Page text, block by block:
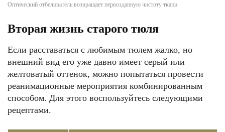
Оптический отбеливатель возвращает первозданную чистоту ткани
Вторая жизнь старого тюля
Если расставаться с любимым тюлем жалко, но
внешний вид его уже давно имеет серый или
желтоватый оттенок, можно попытаться провести
реанимационные мероприятия комбинированным
способом. Для этого воспользуйтесь следующими
рецептами.